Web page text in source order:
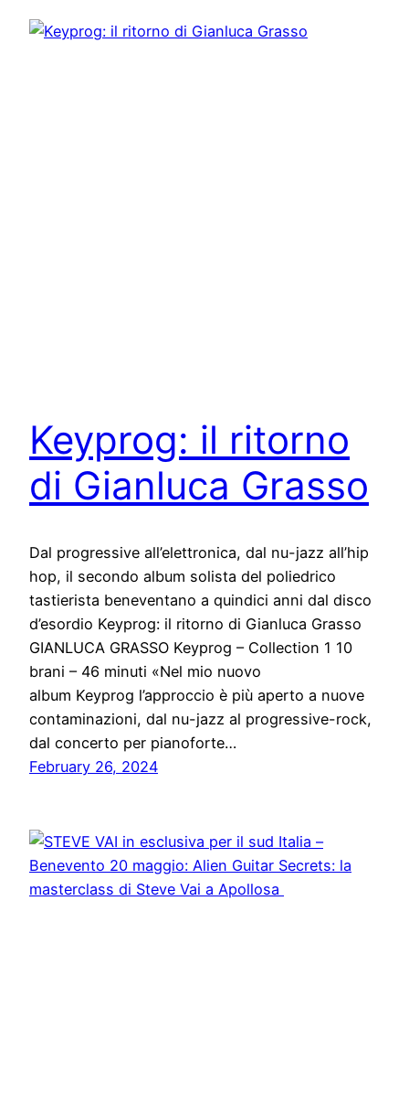
Keyprog: il ritorno
di Gianluca Grasso
Dal progressive all’elettronica, dal nu-jazz all’hip
hop, il secondo album solista del poliedrico
tastierista beneventano a quindici anni dal disco
d’esordio Keyprog: il ritorno di Gianluca Grasso
GIANLUCA GRASSO Keyprog – Collection 1 10
brani – 46 minuti «Nel mio nuovo
album Keyprog l’approccio è più aperto a nuove
contaminazioni, dal nu-jazz al progressive-rock,
dal concerto per pianoforte…
February 26, 2024